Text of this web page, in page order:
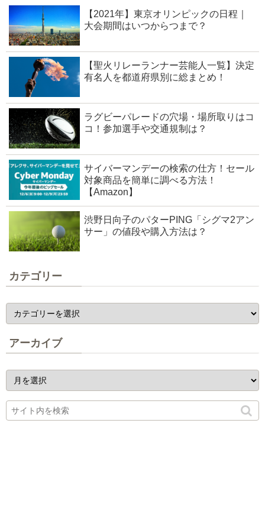
【2021年】東京オリンピックの日程｜
大会期間はいつからつまで？
【聖火リレーランナー芸能人一覧】決定
有名人を都道府県別に総まとめ！
ラグビーパレードの穴場・場所取りはコ
コ！参加選手や交通規制は？
サイバーマンデーの検索の仕方！セール
対象商品を簡単に調べる方法！
【Amazon】
渋野日向子のパターPING「シグマ2アン
サー」の値段や購入方法は？
カテゴリー
アーカイブ